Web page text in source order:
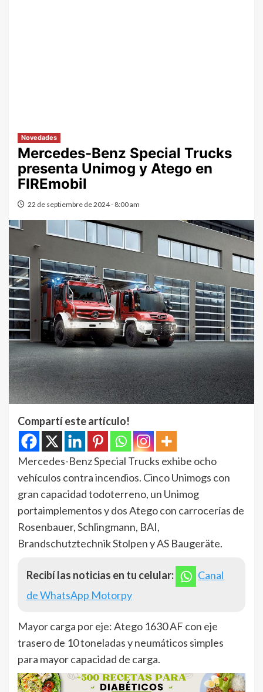
Novedades
Mercedes-Benz Special Trucks
presenta Unimog y Atego en
FIREmobil
22 de septiembre de 2024 - 8:00 am
Compartí este artículo!
Mercedes-Benz Special Trucks exhibe ocho
vehículos contra incendios. Cinco Unimogs con
gran capacidad todoterreno, un Unimog
portaimplementos y dos Atego con carrocerías de
Rosenbauer, Schlingmann, BAI,
Brandschutztechnik Stolpen y AS Baugeräte.
Recibí las noticias en tu celular:
Canal
de WhatsApp Motorpy
Mayor carga por eje: Atego 1630 AF con eje
trasero de 10 toneladas y neumáticos simples
para mayor capacidad de carga.